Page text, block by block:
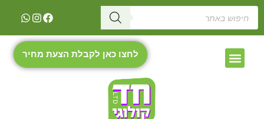
לחצו כאן לקבלת הצעת מחיר